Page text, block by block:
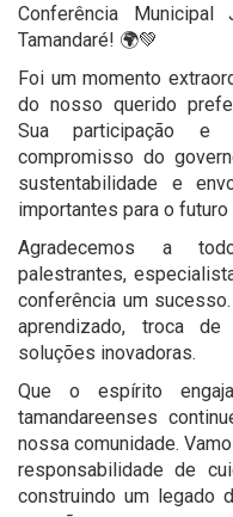
Conferência
Tamandaré! 🌍💚
Foi um momento
do nosso querido
Sua participação e
compromisso do
sustentabilidade e
importantes para o
Agradecemos a
palestrantes,
conferência um
aprendizado, troca
soluções inovadoras.
Que o espírito
tamandareenses
nossa comunidade.
responsabilidade de
construindo um legado